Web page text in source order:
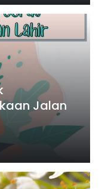
Jalan